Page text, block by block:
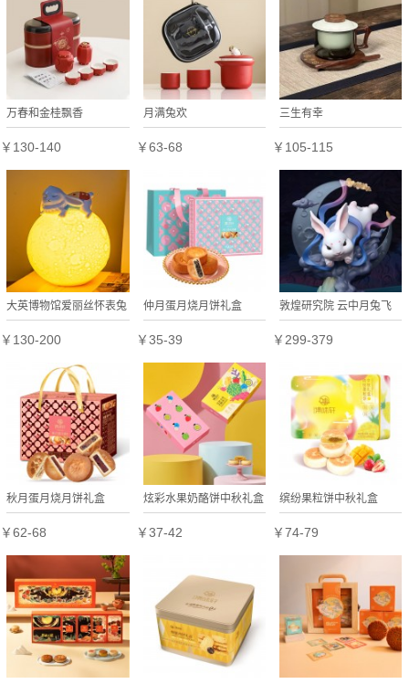
万春和金桂飘香
￥130-140
月满兔欢
￥63-68
三生有幸
￥105-115
大英博物馆爱丽丝怀表兔
月球小夜灯氛围灯摆件生
￥130-200
仲月蛋月烧月饼礼盒
￥35-39
敦煌研究院 云中月兔飞
天摆件 女生生日礼物毕
￥299-379
秋月蛋月烧月饼礼盒
￥62-68
炫彩水果奶酪饼中秋礼盒
￥37-42
缤纷果粒饼中秋礼盒
￥74-79